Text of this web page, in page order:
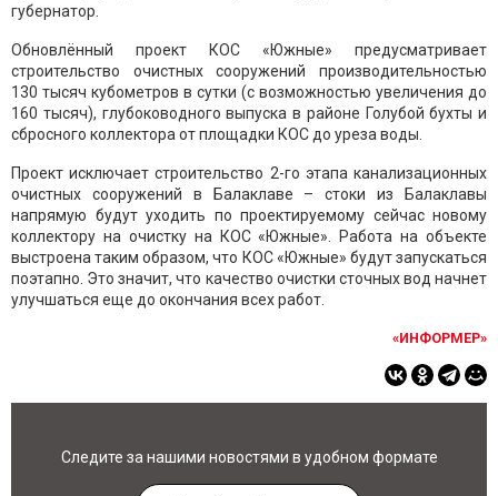
губернатор.
Обновлённый проект КОС «Южные» предусматривает
строительство очистных сооружений производительностью
130 тысяч кубометров в сутки (с возможностью увеличения до
160 тысяч), глубоководного выпуска в районе Голубой бухты и
сбросного коллектора от площадки КОС до уреза воды.
Проект исключает строительство 2-го этапа канализационных
очистных сооружений в Балаклаве – стоки из Балаклавы
напрямую будут уходить по проектируемому сейчас новому
коллектору на очистку на КОС «Южные». Работа на объекте
выстроена таким образом, что КОС «Южные» будут запускаться
поэтапно. Это значит, что качество очистки сточных вод начнет
улучшаться еще до окончания всех работ.
«ИНФОРМЕР»
Следите за нашими новостями в удобном формате